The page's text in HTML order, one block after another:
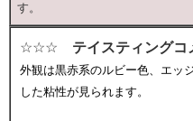
す。
☆☆☆ テイスティングコ
外観は黒赤系のルビー色、エッ
した粘性が見られます。